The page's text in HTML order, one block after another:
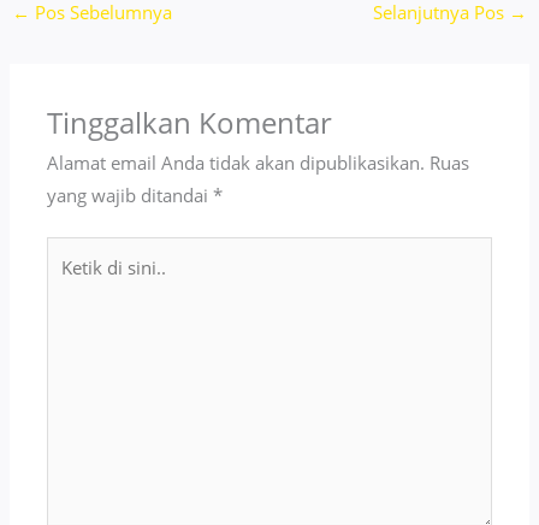
← Pos Sebelumnya Selanjutnya Pos →
Tinggalkan Komentar
Alamat email Anda tidak akan dipublikasikan. Ruas
yang wajib ditandai*